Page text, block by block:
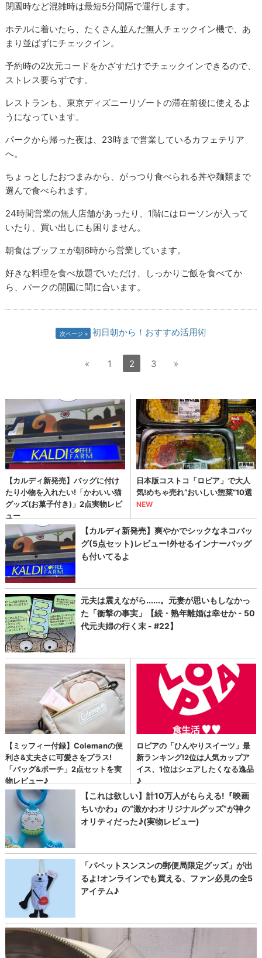
閉園時など混雑時は最短5分間隔で運行します。
ホテルに着いたら、たくさん並んだ無人チェックイン機で、あ
まり並ばずにチェックイン。
予約時の2次元コードをかざすだけでチェックインできるので、
ストレス要らずです。
レストランも、東京ディズニーリゾートの滞在前後に使えるよ
うになっています。
パークから帰った夜は、23時まで営業しているカフェテリア
へ。
ちょっとしたおつまみから、がっつり食べられる丼や麺類まで
選んで食べられます。
24時間営業の無人店舗があったり、1階にはローソンが入って
いたり、買い出しにも困りません。
朝食はブッフェが朝6時から営業しています。
好きな料理を食べ放題でいただけ、しっかりご飯を食べてか
ら、パークの開園に間に合います。
次ページ 初日朝から！おすすめ活用術
« 1 2 3 »